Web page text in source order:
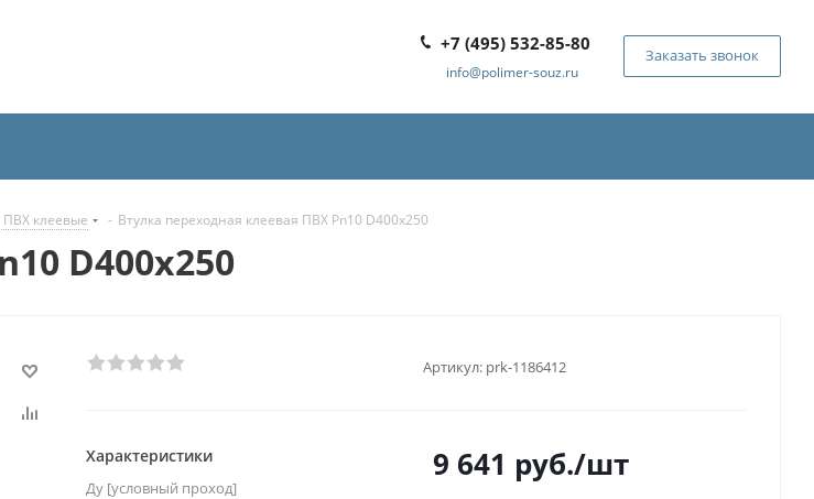
+7 (495) 532-85-80
info@polimer-souz.ru
Заказать звонок
ПВХ клеевые - Втулка переходная клеевая ПВХ Pn10 D400x250
D400x250
Артикул: prk-1186412
Характеристики
Ду [условный проход]
9 641 руб./шт